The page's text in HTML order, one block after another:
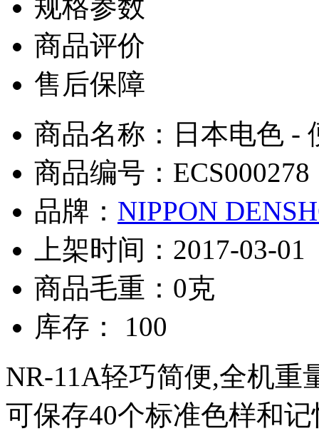
规格参数
商品评价
售后保障
商品名称：日本电色 -
商品编号：ECS000278
品牌： NIPPON
上架时间：2017-03-01
商品毛重：0克
库存： 100
NR-11A轻巧简便,全机重
可保存40个标准色样和